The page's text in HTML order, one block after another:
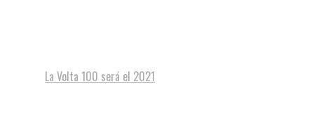
La Volta 100 será el 2021